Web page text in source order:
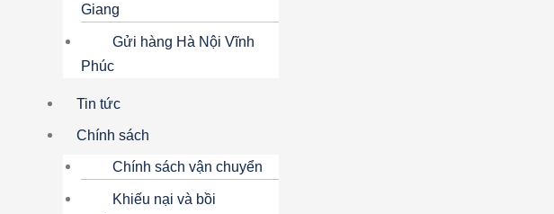
Giang
Gửi hàng Hà Nội Vĩnh
Phúc
Tin tức
Chính sách
Chính sách vận chuyển
Khiếu nại và bồi